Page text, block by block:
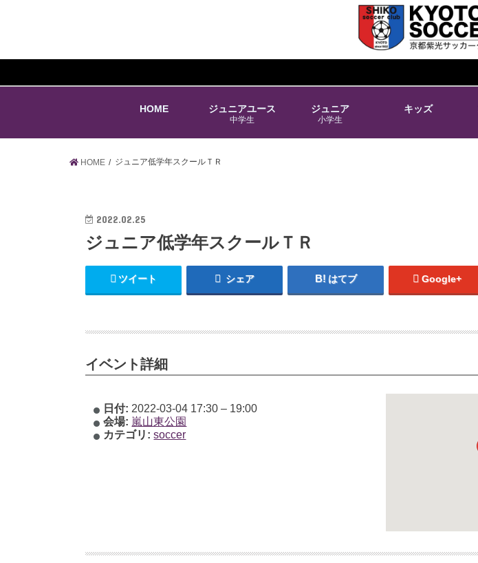
HOME ジュニアユース
中学生
ジュニア
小学生
キッズ
HOME ジュニア低学年スクールＴＲ
2022.02.25
ジュニア低学年スクールＴＲ
ツイート シェア はてブ Google+
イベント詳細
日付: 2022-03-04 17:30 – 19:00
会場: 嵐山東公園
カテゴリ: soccer